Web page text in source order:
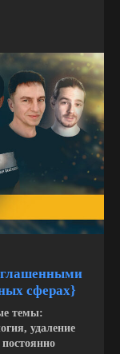
сферах}
темы:
удаление